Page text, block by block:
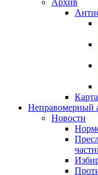
Архив
Неправомерный
Новости